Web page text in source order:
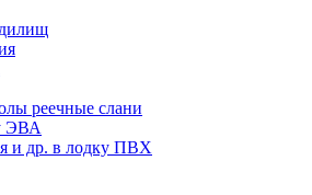
реечные слани
ЭВА
и др. в лодку ПВХ